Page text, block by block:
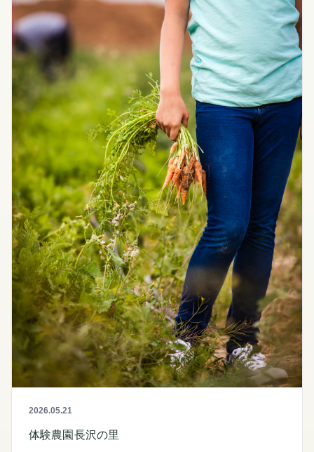
2026.05.21
体験農園長沢の里